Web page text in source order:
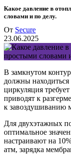
Какое давление в
словами и по делу.
От Secure
23.06.2025
В замкнутом
должны
циркуляция
приводят к
к завоздушиванию
Для двухэтажных
оптимальное
настраивают на
атм, зарядка